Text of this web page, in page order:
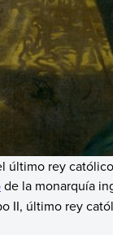
último rey
de la monarquía
II, último rey